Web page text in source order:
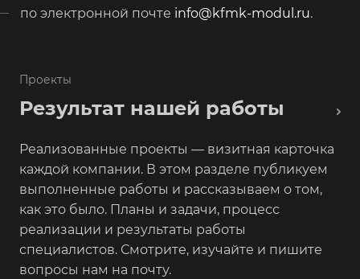
по электронной почте info@kfmk-modul.ru.
Проекты
Результат нашей работы
Реализованные проекты — визитная карточка
каждой компании. В этом разделе публикуем
выполненные работы и рассказываем о том,
как это было. Планы и задачи, процесс
реализации и результаты работы
специалистов. Смотрите, изучайте и пишите
вопросы нам на почту.